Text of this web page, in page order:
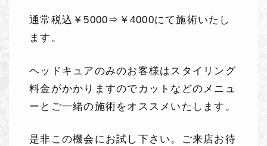
通常税込￥5000⇒￥4000にて施術いたし
ます。
ヘッドキュアのみのお客様はスタイリング
料金がかかりますのでカットなどのメニュ
ーとご一緒の施術をオススメいたします。
是非この機会にお試し下さい。ご来店お待